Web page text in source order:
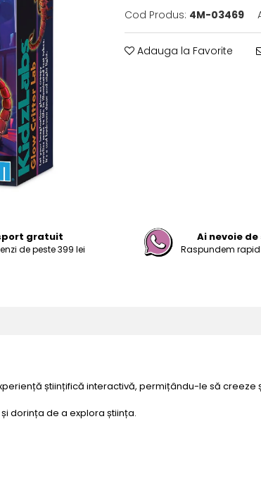
Cod Produs: 4M-03469
Adauga la Favorite
gratuit
de peste 399 lei
Ai nevoie
Raspundem
științifică interactivă, permițându-le să creeze
dorința de a explora știința.